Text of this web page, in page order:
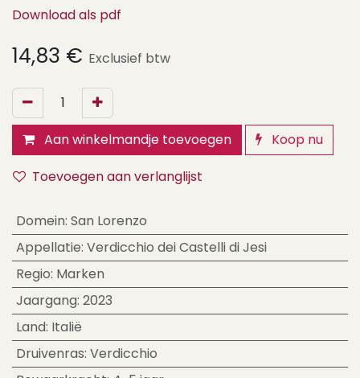
Download als pdf
14,83 € Exclusief btw
Aan winkelmandje toevoegen
Koop nu
Toevoegen aan verlanglijst
Domein: San Lorenzo
Appellatie: Verdicchio dei Castelli di Jesi
Regio: Marken
Jaargang: 2023
Land: Italië
Druivenras: Verdicchio